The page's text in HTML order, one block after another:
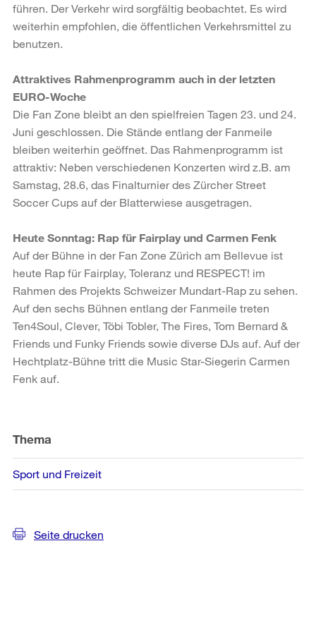
führen. Der Verkehr wird sorgfältig beobachtet. Es wird
weiterhin empfohlen, die öffentlichen Verkehrsmittel zu
benutzen.
Attraktives Rahmenprogramm auch in der letzten
EURO-Woche
Die Fan Zone bleibt an den spielfreien Tagen 23. und 24.
Juni geschlossen. Die Stände entlang der Fanmeile
bleiben weiterhin geöffnet. Das Rahmenprogramm ist
attraktiv: Neben verschiedenen Konzerten wird z.B. am
Samstag, 28.6, das Finalturnier des Zürcher Street
Soccer Cups auf der Blatterwiese ausgetragen.
Heute Sonntag: Rap für Fairplay und Carmen Fenk
Auf der Bühne in der Fan Zone Zürich am Bellevue ist
heute Rap für Fairplay, Toleranz und RESPECT! im
Rahmen des Projekts Schweizer Mundart-Rap zu sehen.
Auf den sechs Bühnen entlang der Fanmeile treten
Ten4Soul, Clever, Töbi Tobler, The Fires, Tom Bernard &
Friends und Funky Friends sowie diverse DJs auf. Auf der
Hechtplatz-Bühne tritt die Music Star-Siegerin Carmen
Fenk auf.
Informationen
Thema
Sport und Freizeit
Seite drucken